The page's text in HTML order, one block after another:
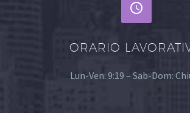


ORARIO
Lun-Ven: 9:19 – Sab-Dom: